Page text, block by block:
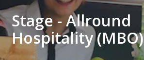
Stage - Allround
Hospitality (MBO)